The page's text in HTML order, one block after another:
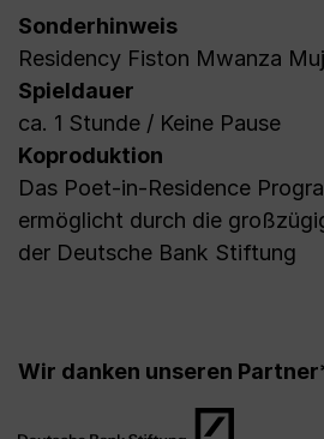
Sonderhinweis
Residency Fiston Mwanza
Spieldauer
ca. 1 Stunde / Keine Pause
Koproduktion
Das Poet-in-Residence
ermöglicht durch die
der Deutsche Bank Stiftung
Wir danken unseren